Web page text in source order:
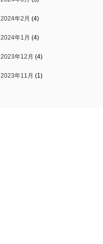
2024年2月 (4)
2024年1月 (4)
2023年12月 (4)
2023年11月 (1)